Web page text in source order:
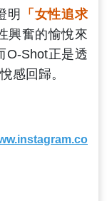
明
「女性追求
興奮的愉悅來
O-Shot正是透
感回歸。